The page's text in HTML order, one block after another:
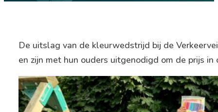
De uitslag van de kleurwedstrijd bij de
en zijn met hun ouders uitgenodigd om de prijs